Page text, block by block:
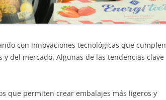
con innovaciones tecnológicas que cumplen
del mercado. Algunas de las tendencias clave
que permiten crear embalajes más ligeros y